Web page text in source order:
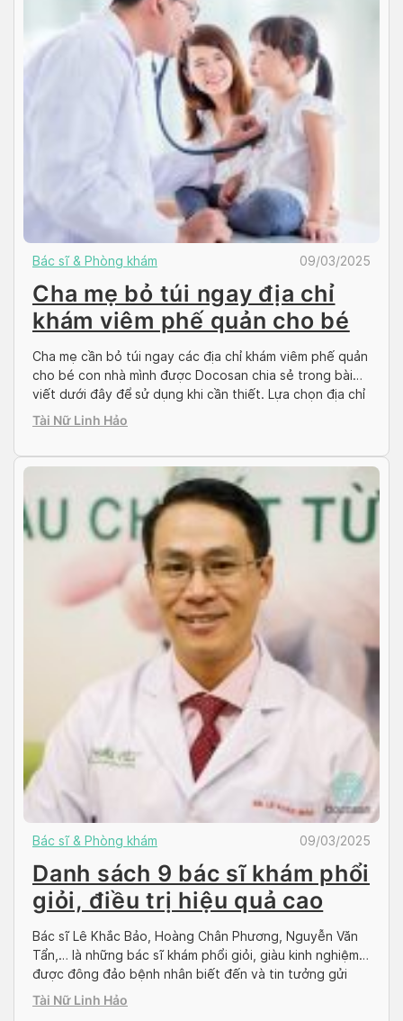
Bác sĩ & Phòng khám 09/03/2025
Cha mẹ bỏ túi ngay địa chỉ
khám viêm phế quản cho bé
Cha mẹ cần bỏ túi ngay các địa chỉ khám viêm phế quản
cho bé con nhà mình được Docosan chia sẻ trong bài
viết dưới đây để sử dụng khi cần thiết. Lựa chọn địa chỉ
thăm khám uy tín, có đội ngũ y bác sĩ giỏi, giàu kinh
Tài Nữ Linh Hảo
Bác sĩ & Phòng khám 09/03/2025
Danh sách 9 bác sĩ khám phổi
giỏi, điều trị hiệu quả cao
Bác sĩ Lê Khắc Bảo, Hoàng Chân Phương, Nguyễn Văn
Tẩn,… là những bác sĩ khám phổi giỏi, giàu kinh nghiệm
được đông đảo bệnh nhân biết đến và tin tưởng gửi
gắm sức khỏe. Tham khảo bài chia sẻ dưới đây để biết
Tài Nữ Linh Hảo